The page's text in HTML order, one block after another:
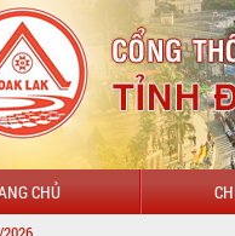
CHỦ